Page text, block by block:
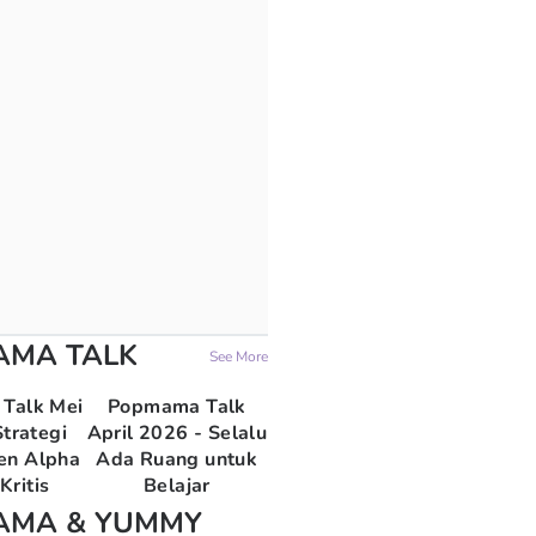
TALK See More
Mei
Alpha
Popmama Talk
April 2026 - Selalu
Ada Ruang untuk
Belajar
& YUMMY